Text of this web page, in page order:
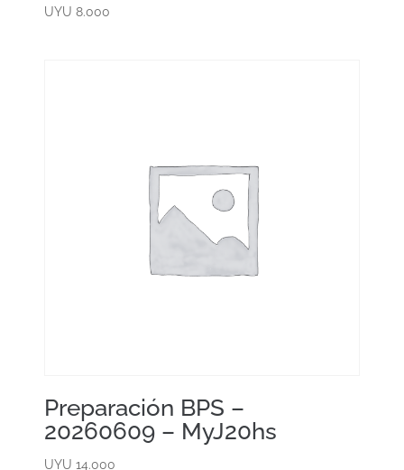
UYU 8.000
Preparación BPS –
20260609 – MyJ20hs
UYU 14.000